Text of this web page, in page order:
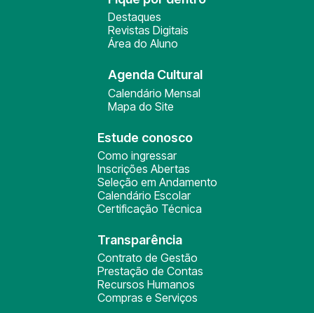
Destaques
Revistas Digitais
Área do Aluno
Agenda Cultural
Calendário Mensal
Mapa do Site
Estude conosco
Como ingressar
Inscrições Abertas
Seleção em Andamento
Calendário Escolar
Certificação Técnica
Transparência
Contrato de Gestão
Prestação de Contas
Recursos Humanos
Compras e Serviços